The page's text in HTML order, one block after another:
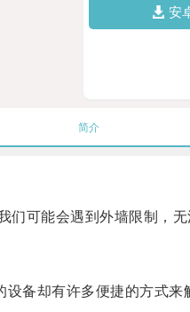
安
简介
可能会遇到外墙限制，无
备却有许多便捷的方式来